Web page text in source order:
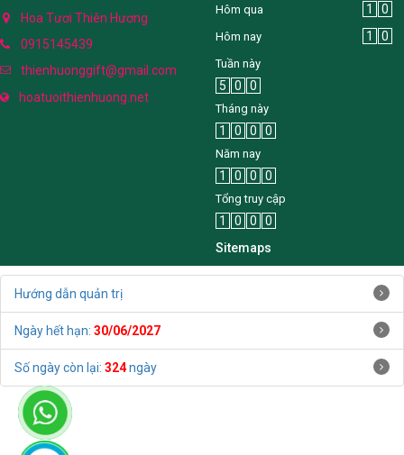
Hoa Tươi Thiên Hương
0915145439
thienhuonggift@gmail.com
hoatuoithienhuong.net
Hôm qua 1 0
Hôm nay 1 0
Tuần này
5 0 0
Tháng này
1 0 0 0
Năm nay
1 0 0 0
Tổng truy cập
1 0 0
0
Sitemaps
Hướng dẫn quản trị
Ngày hết hạn: 30/06/2027
Số ngày còn lại: 324ngày